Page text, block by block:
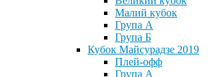
Малий кубок
Група А
Група Б
Кубок Майсурадзе 2019
Плей-офф
Група А